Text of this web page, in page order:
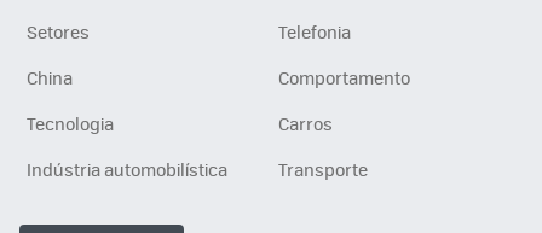
Setores
Telefonia
China
Comportamento
Tecnologia
Carros
Indústria automobilística
Transporte